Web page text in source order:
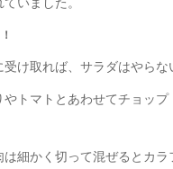
受け取れば、サラダはやら
トマトとあわせてチョップ
は細かく切って混ぜるとカ